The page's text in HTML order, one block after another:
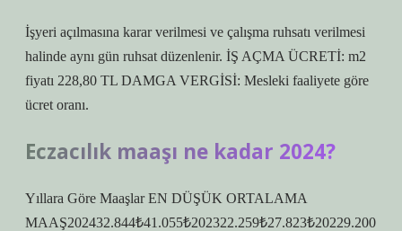
İşyeri açılmasına karar verilmesi ve çalışma ruhsatı verilmesi
halinde aynı gün ruhsat düzenlenir. İŞ AÇMA ÜCRETİ: m2
fiyatı 228,80 TL DAMGA VERGİSİ: Mesleki faaliyete göre
ücret oranı.
Eczacılık maaşı ne kadar 2024?
Yıllara Göre Maaşlar EN DÜŞÜK ORTALAMA
MAAŞ202432.844₺41.055₺202322.259₺27.823₺20229.200